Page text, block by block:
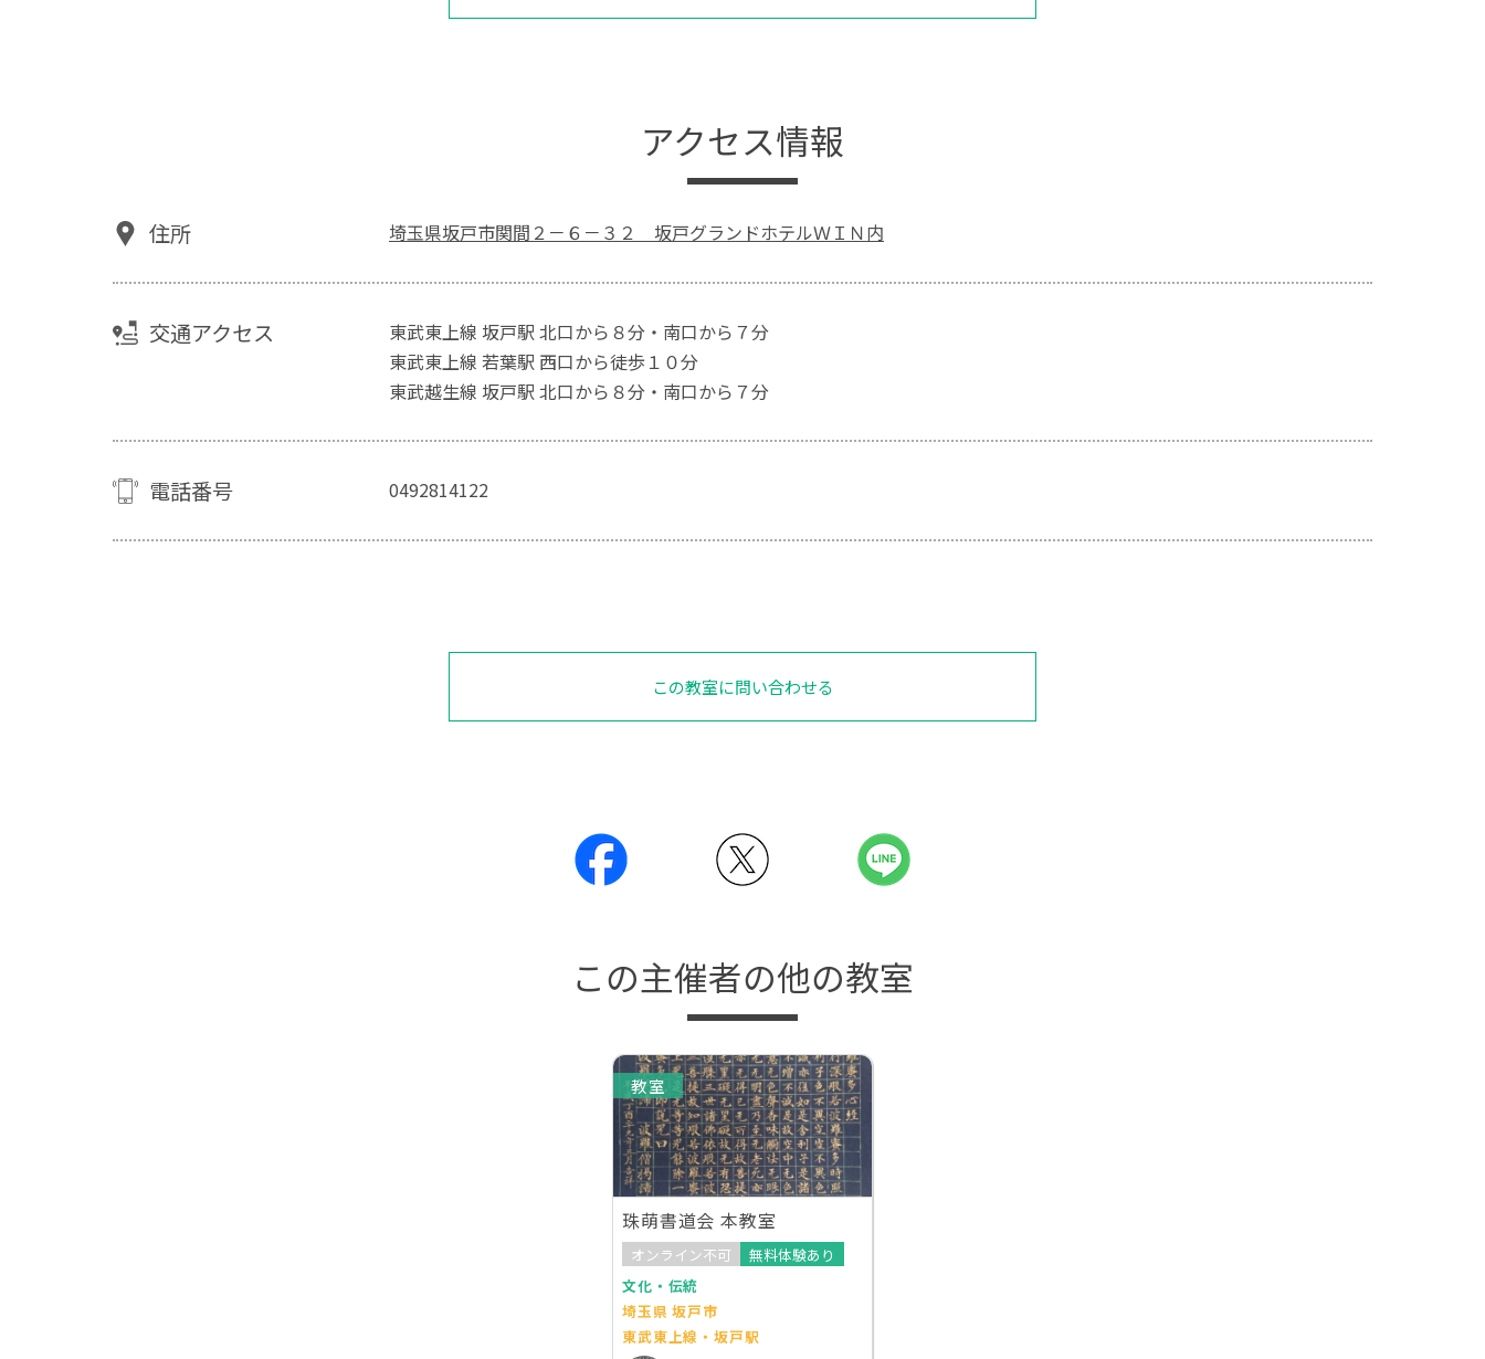
アクセス情報
住所 埼玉県坂戸市関間２－６－３２ 坂戸グランドホテルＷＩＮ内
交通アクセス
東武東上線 坂戸駅 北口から８分・南口から７分
東武東上線 若葉駅 西口から徒歩１０分
東武越生線 坂戸駅 北口から８分・南口から７分
電話番号 0492814122
この教室に問い合わせる
この主催者の他の教室
教室
珠萌書道会 本教室
オンライン不可
無料体験あり
文化・伝統
埼玉県 坂戸市
東武東上線・坂戸駅